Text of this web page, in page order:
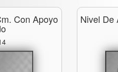
Con Apoyo Nivel De